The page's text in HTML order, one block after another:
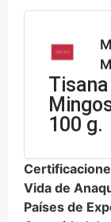
100 g.
Vida de
Países de